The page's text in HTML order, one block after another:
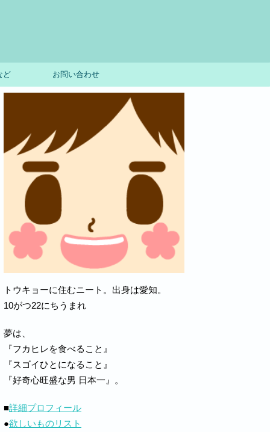
ど お問い合わせ
トウキョーに住むニート。出身は愛知。
10がつ22にちうまれ
夢は、
『フカヒレを食べること』
『スゴイひとになること』
『好奇心旺盛な男 日本一』。
■詳細プロフィール
●欲しいものリスト